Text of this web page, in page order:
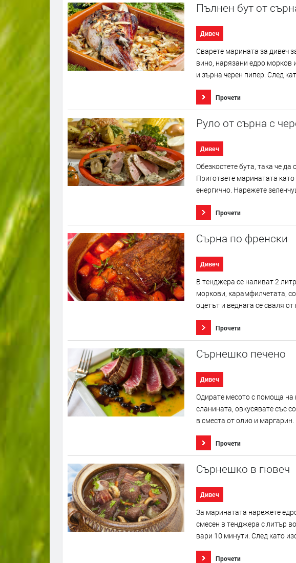
Пълнен бут от
Дивеч
Сварете марината за дивеч
вино, нарязани едро морков
и зърна черен пипер. След
Прочети
Руло от сърна с
Дивеч
Обезкостете бута, така че
Пригответе маринатата
енергично. Нарежете
Прочети
Сърна по френски
Дивеч
В тенджера се наливат 2
моркови, карамфилчетата,
оцетът и веднага се сваля
Прочети
Сърнешко печено
Дивеч
Одирате месото с помоща
сланината, овкусявате със
в сместа от олио и
Прочети
Сърнешко в гювеч
Дивеч
За маринатата нарежете
смесен в тенджера с литър
вари 10 минути. След като
Прочети